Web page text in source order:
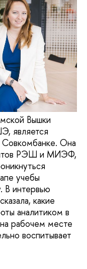
Вышки
является
Она
РЭШ и МИЭФ,
учебы
В интервью
какие
аналитиком в
рабочем месте
воспитывает